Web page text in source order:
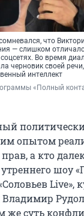
что
— слишком
Во время
черновик своей
интеллект
«Полный
опытом
а кто
шоу
Live»,
же суть